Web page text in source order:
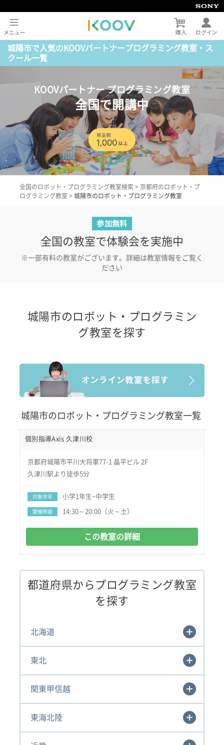
城陽市で人気のKOOVパートナープログラミング教室・ス
クール一覧
KOOVパートナー プログラミング教室
全国で開講中
全国のロボット・プログラミング教室検索 > 京都府のロボット・プ
ログラミング教室 > 城陽市のロボット・プログラミング教室
参加無料
全国の教室で体験会を実施中
※一部有料の教室がございます。詳細は教室情報をご覧く
ださい
城陽市のロボット・プログラミン
グ教室を探す
城陽市のロボット・プログラミング教室一覧
個別指導Axis 久津川校
京都府城陽市平川大将軍77-1 晶平ビル 2F
久津川駅より徒歩5分
対象学年 小学1年生~中学生
開催時期 14:30～20:00（火～土）
この教室の詳細
都道府県からプログラミング教室
を探す
北海道
東北
関東甲信越
東海北陸